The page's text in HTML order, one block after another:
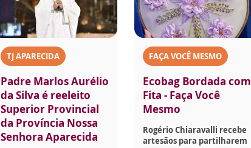
TJ APARECIDA
Padre Marlos Aurélio
da Silva é reeleito
Superior Provincial
da Província Nossa
Senhora Aparecida
FAÇA VOCÊ MESMO
Ecobag Bordada com
Fita - Faça Você
Mesmo
Rogério Chiaravalli recebe
artesãos para partilharem